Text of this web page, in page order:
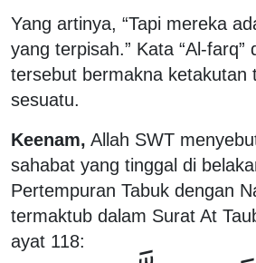
Yang artinya, “Tapi mereka
yang terpisah.” Kata “Al-farq”
tersebut bermakna ketakutan
sesuatu.
Keenam, Allah SWT
sahabat yang tinggal di
Pertempuran Tabuk dengan
termaktub dalam Surat At
ayat 118: